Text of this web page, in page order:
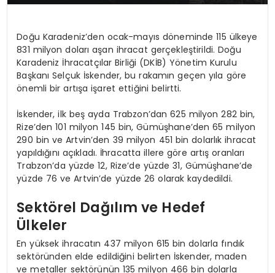
Doğu Karadeniz’den ocak-mayıs döneminde 115 ülkeye
831 milyon doları aşan ihracat gerçekleştirildi. Doğu
Karadeniz İhracatçılar Birliği (DKİB) Yönetim Kurulu
Başkanı Selçuk İskender, bu rakamın geçen yıla göre
önemli bir artışa işaret ettiğini belirtti.
İskender, ilk beş ayda Trabzon’dan 625 milyon 282 bin,
Rize’den 101 milyon 145 bin, Gümüşhane’den 65 milyon
290 bin ve Artvin’den 39 milyon 451 bin dolarlık ihracat
yapıldığını açıkladı. İhracatta illere göre artış oranları
Trabzon’da yüzde 12, Rize’de yüzde 31, Gümüşhane’de
yüzde 76 ve Artvin’de yüzde 26 olarak kaydedildi.
Sektörel Dağılım ve Hedef
Ülkeler
En yüksek ihracatın 437 milyon 615 bin dolarla fındık
sektöründen elde edildiğini belirten İskender, maden
ve metaller sektörünün 135 milyon 466 bin dolarla